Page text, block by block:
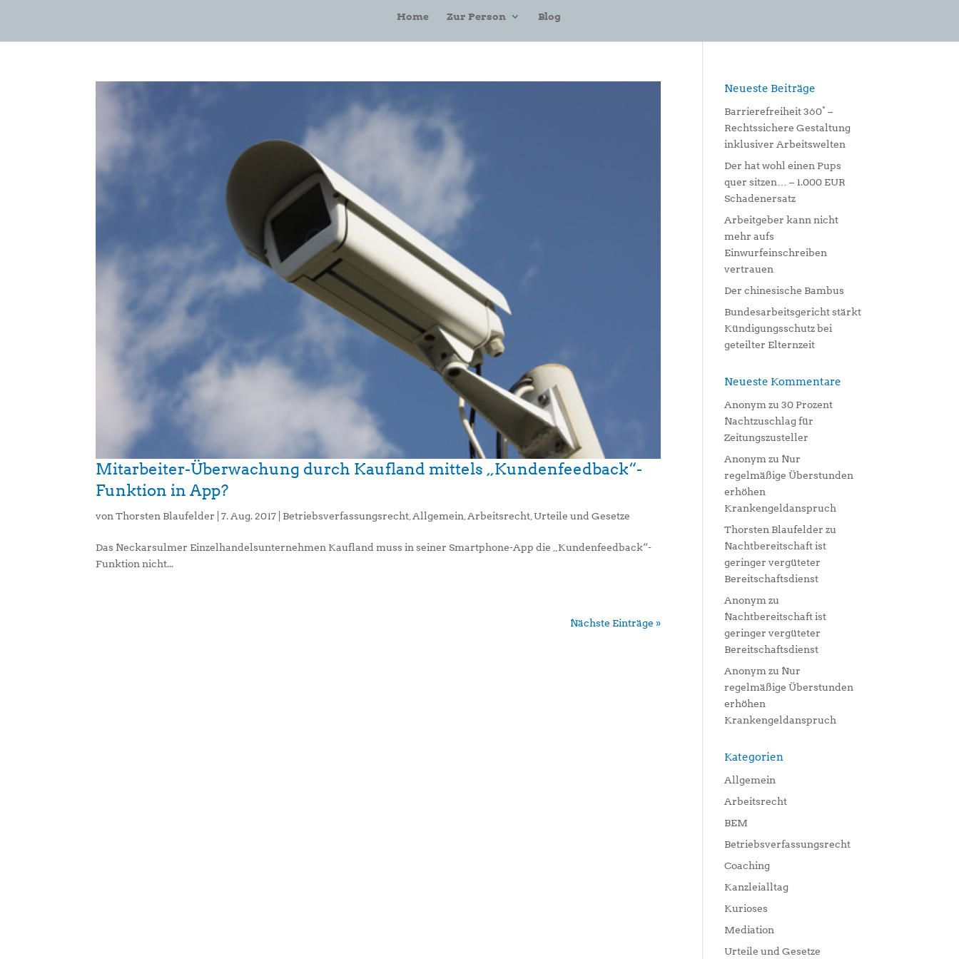
Home Zur Person Blog
Mitarbeiter-Überwachung durch Kaufland mittels „Kundenfeedback“-
Funktion in App?
vonThorsten Blaufelder |7. Aug. 2017 Betriebsverfassungsrecht,Allgemein,Arbeitsrecht,Urteile und Gesetze
Das Neckarsulmer Einzelhandelsunternehmen Kaufland muss in seiner Smartphone-App die „Kundenfeedback“-
Funktion nicht...
Nächste Einträge »
Neueste Beiträge
Barrierefreiheit 360° –
Rechtssichere Gestaltung
inklusiver Arbeitswelten
Der hat wohl einen Pups
quer sitzen… – 1.000 EUR
Schadenersatz
Arbeitgeber kann nicht
mehr aufs
Einwurfeinschreiben
vertrauen
Der chinesische Bambus
Bundesarbeitsgericht stärkt
Kündigungsschutz bei
geteilter Elternzeit
Neueste Kommentare
Anonym zu30 Prozent
Nachtzuschlag für
Zeitungszusteller
Anonym zu Nur
regelmäßige Überstunden
erhöhen
Krankengeldanspruch
Thorsten Blaufelder zu
Nachtbereitschaft ist
geringer vergüteter
Bereitschaftsdienst
Anonym zu
Nachtbereitschaft ist
geringer vergüteter
Bereitschaftsdienst
Anonym zu Nur
regelmäßige Überstunden
erhöhen
Krankengeldanspruch
Kategorien
Allgemein
Arbeitsrecht
BEM
Betriebsverfassungsrecht
Coaching
Kanzleialltag
Kurioses
Mediation
Urteile und Gesetze